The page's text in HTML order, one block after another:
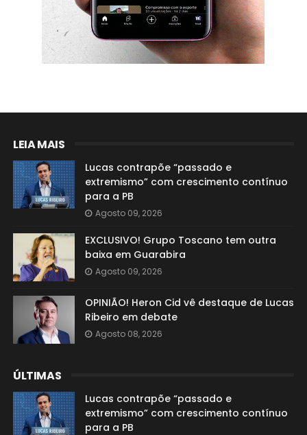
LEIA MAIS
Lucas contrapõe “passado e
extremismo” com crescimento contínuo
para a PB
Agosto 09, 2026
EXCLUSIVO! Grupo Toscano tem outra
baixa em Guarabira
Agosto 09, 2026
OPINIÃO! Heron Cid vê destaque de Lucas
Ribeiro em debate
Agosto 08, 2026
ÚLTIMAS
Lucas contrapõe “passado e
extremismo” com crescimento contínuo
para a PB